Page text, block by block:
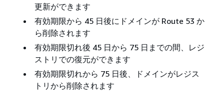
更新ができます
有効期限から 45 日後にドメインが Route 53 か
ら削除されます
有効期限切れ後 45 日から 75 日までの間、レジ
ストリでの復元ができます
有効期限切れから 75 日後、ドメインがレジス
トリから削除されます